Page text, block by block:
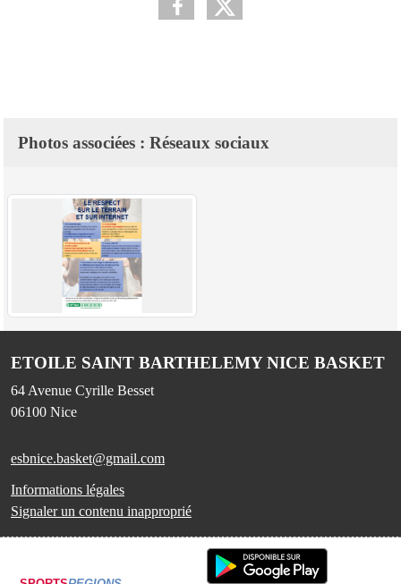
Photos associées : Réseaux sociaux
ETOILE SAINT BARTHELEMY NICE BASKET
64 Avenue Cyrille Besset
06100 Nice
esbnice.basket@gmail.com
Informations légales
Signaler un contenu inapproprié